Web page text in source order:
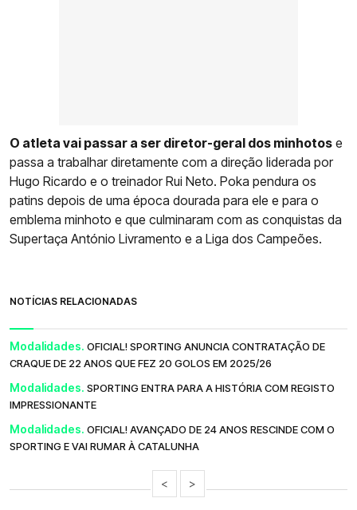
O atleta vai passar a ser diretor-geral dos minhotos e
passa a trabalhar diretamente com a direção liderada por
Hugo Ricardo e o treinador Rui Neto. Poka pendura os
patins depois de uma época dourada para ele e para o
emblema minhoto e que culminaram com as conquistas da
Supertaça António Livramento e a Liga dos Campeões.
NOTÍCIAS RELACIONADAS
Modalidades. OFICIAL! SPORTING ANUNCIA CONTRATAÇÃO DE
CRAQUE DE 22 ANOS QUE FEZ 20 GOLOS EM 2025/26
Modalidades. SPORTING ENTRA PARA A HISTÓRIA COM REGISTO
IMPRESSIONANTE
Modalidades. OFICIAL! AVANÇADO DE 24 ANOS RESCINDE COM O
SPORTING E VAI RUMAR À CATALUNHA
< >